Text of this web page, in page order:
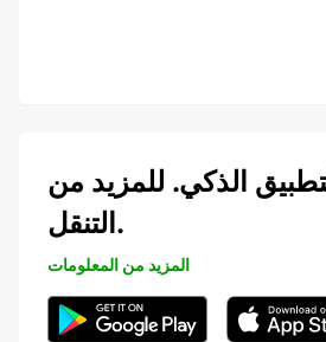
الذكي. للمزيد من
التنقل.
المزيد من المعلومات